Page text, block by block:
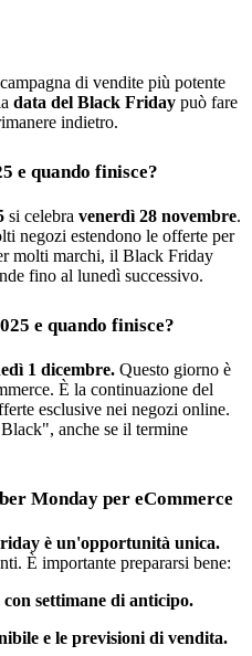
di vendite più potente
data del Black Friday può fare
indietro.
e quando finisce?
si celebra venerdì 28 novembre.
negozi estendono le offerte per
molti marchi, il Black Friday
fino al lunedì successivo.
e quando finisce?
1 dicembre. Questo giorno è
È la continuazione del
esclusive nei negozi online.
anche se il termine
Monday per eCommerce
è un'opportunità unica.
È importante prepararsi bene:
settimane di anticipo.
e le previsioni di vendita.